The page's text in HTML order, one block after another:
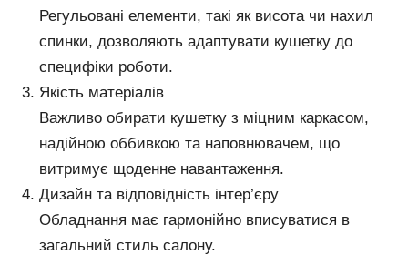
Регульовані елементи, такі як висота чи нахил
спинки, дозволяють адаптувати кушетку до
специфіки роботи.
Якість матеріалів
Важливо обирати кушетку з міцним каркасом,
надійною оббивкою та наповнювачем, що
витримує щоденне навантаження.
Дизайн та відповідність інтер’єру
Обладнання має гармонійно вписуватися в
загальний стиль салону.